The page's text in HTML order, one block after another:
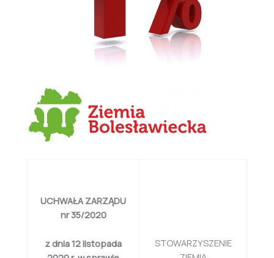
UCHWAŁA ZARZĄDU
nr 35/2020
z dnia 12 listopada
STOWARZYSZENIE